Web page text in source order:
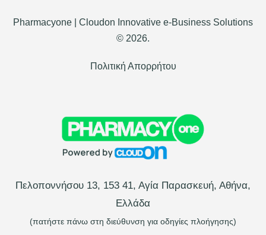
Pharmacyone | Cloudon Innovative e-Business Solutions
© 2026.
Πολιτική Απορρήτου
Πελοποννήσου 13, 153 41, Αγία Παρασκευή, Αθήνα,
Ελλάδα
(πατήστε πάνω στη διεύθυνση για οδηγίες πλοήγησης)